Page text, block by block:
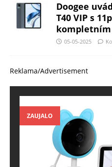
Doogee
T40 VIP s
05-05-2025
Reklama/Advertisement
ZAUJALO